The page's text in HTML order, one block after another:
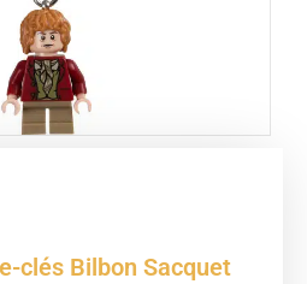
clés Bilbon Sacquet